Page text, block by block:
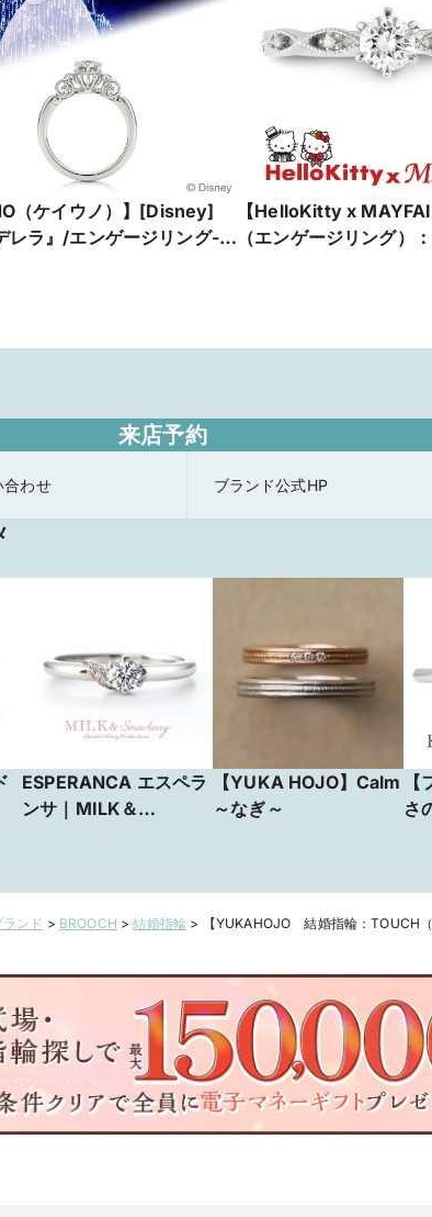
（ケイウノ）】[Disney]
レラ』/エンゲージリング-
【HelloKitty x
（エンゲージリング）
来店予約
合わせ ブランド公式HP
ESPERANCA エスペラ
ンサ｜MILK＆
【YUKA HOJO】Calm
～なぎ～
さ
ランド > BROOCH >結婚指輪 >
【YUKAHOJO 結婚指輪：TOUCH